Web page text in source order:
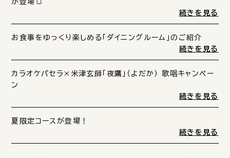
が登場🍞
続きを見る
お食事をゆっくり楽しめる「ダイニングルーム」のご紹介
続きを見る
カラオケパセラ×米津玄師「夜鷹」（よだか） 歌唱キャンペー
ン
続きを見る
夏限定コースが登場！
続きを見る